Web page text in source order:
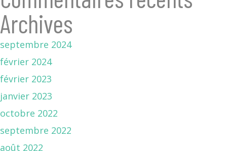
Archives
septembre 2024
février 2024
février 2023
janvier 2023
octobre 2022
septembre 2022
août 2022